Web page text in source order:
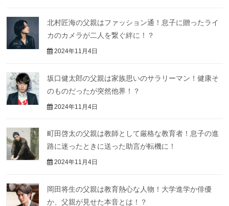
北村匠海の父親はファッション通！息子に贈ったライ
カのカメラが二人を繋ぐ絆に！？
2024年11月4日
坂口健太郎の父親は家族思いのサラリーマン！健康そ
のものだったが突然他界！？
2024年11月4日
町田啓太の父親は教師として厳格な教育者！息子の進
路に迷ったときに送った助言が転機に！
2024年11月4日
岡田将生の父親は教育熱心な人物！大学進学か俳優
か、父親が見せた本音とは！？